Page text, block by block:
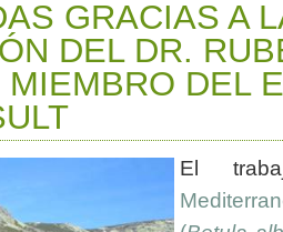
GRACIAS A
DEL DR.
MIEMBRO DEL
El